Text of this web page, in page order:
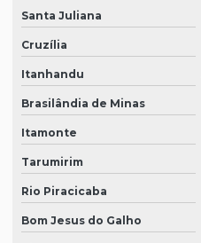
Santa Juliana
Cruzília
Itanhandu
Brasilândia de Minas
Itamonte
Tarumirim
Rio Piracicaba
Bom Jesus do Galho